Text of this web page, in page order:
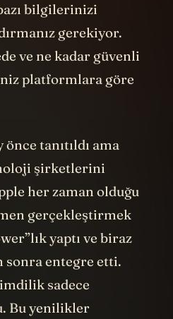
bilgilerinizi
gerekiyor.
ve ne kadar güvenli
platformlara göre
önce tanıtıldı ama
şirketlerini
her zaman olduğu
gerçekleştirmek
yaptı ve biraz
sonra entegre etti.
sadece
Bu yenilikler